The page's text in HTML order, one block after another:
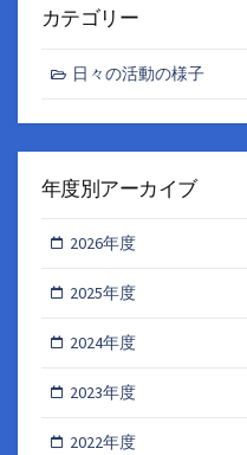
カテゴリー
日々の活動の様子
年度別アーカイブ
2026年度
2025年度
2024年度
2023年度
2022年度